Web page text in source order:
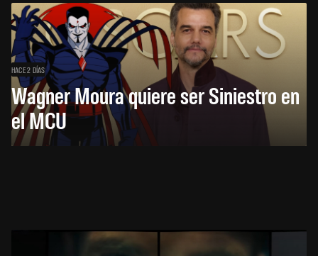
HACE 2 DÍAS
Wagner Moura quiere ser Siniestro en
el MCU